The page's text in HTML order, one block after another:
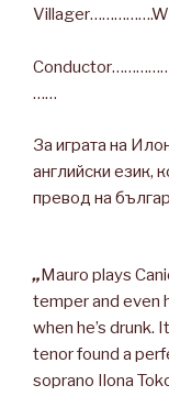
……
За играта на
английски език,
превод на
„Mauro plays
temper and even
when he’s drunk.
tenor found a
soprano Ilona